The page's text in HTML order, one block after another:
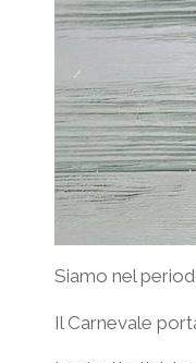
Siamo nel
Il Carnevale